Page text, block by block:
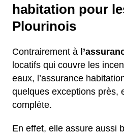
habitation pour
Plourinois
Contrairement à
locatifs qui couvre les
eaux, l’assurance
quelques exceptions près,
complète.
En effet, elle assure aussi